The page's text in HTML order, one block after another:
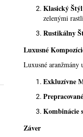
Klasický Štýl
zelenými
Rustikálny
Luxusné
Luxusné aranžmány
Exkluzívne
Kombinácie
Záver